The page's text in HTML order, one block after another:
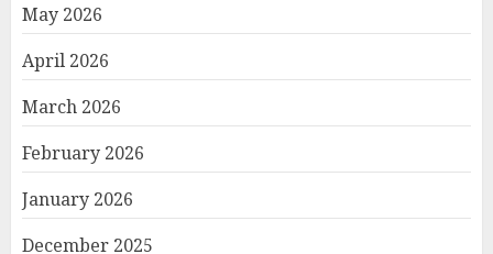
May 2026
April 2026
March 2026
February 2026
January 2026
December 2025